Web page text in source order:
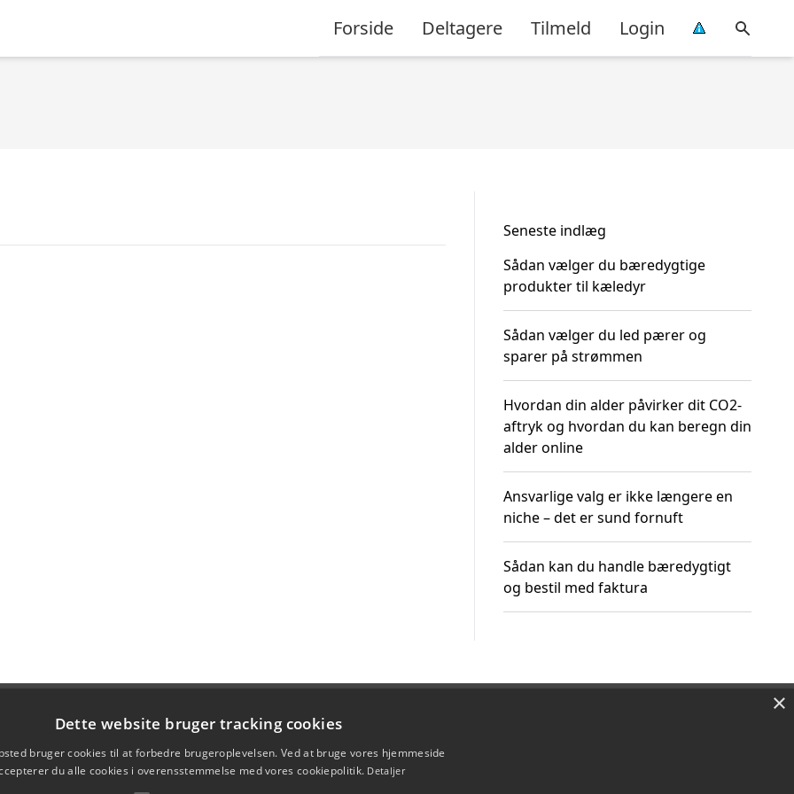
Forside Deltagere Tilmeld Login
Seneste indlæg
Sådan vælger du bæredygtige
produkter til kæledyr
Sådan vælger du led pærer og
sparer på strømmen
Hvordan din alder påvirker dit CO2-
aftryk og hvordan du kan beregn din
alder online
Ansvarlige valg er ikke længere en
niche – det er sund fornuft
Sådan kan du handle bæredygtigt
og bestil med faktura
×
Dette website bruger tracking cookies
bruger cookies til at forbedre brugeroplevelsen. Ved at bruge vores hjemmeside
du alle cookies i overensstemmelse med vores cookiepolitik. Detaljer